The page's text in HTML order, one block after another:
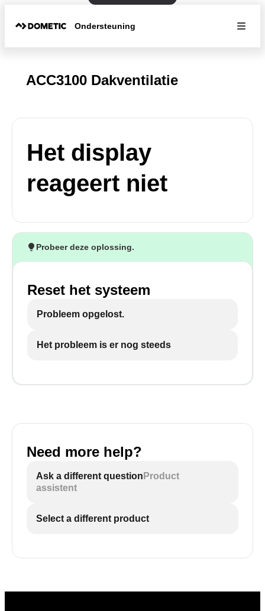
Ondersteuning
ACC3100 Dakventilatie
Het display
reageert niet
Probeer deze oplossing.
Reset het systeem
Probleem opgelost.
Het probleem is er nog steeds
Need more help?
Ask a different question Product
assistent
Select a different product